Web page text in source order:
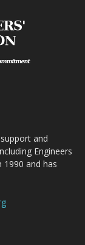
and
Engineers
1990 and has